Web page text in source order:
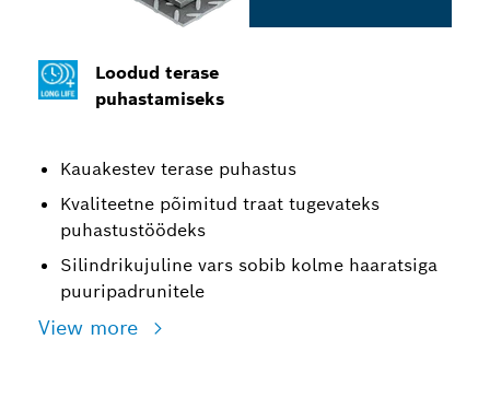
Loodud terase
puhastamiseks
Kauakestev terase puhastus
Kvaliteetne põimitud traat tugevateks
puhastustöödeks
Silindrikujuline vars sobib kolme haaratsiga
puuripadrunitele
View more